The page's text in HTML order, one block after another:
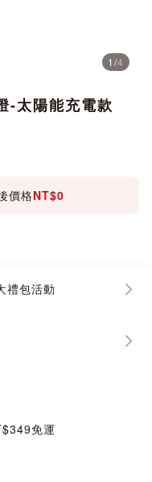
1 /4
-太陽能充電款
價格NT$0
禮包活動
免運